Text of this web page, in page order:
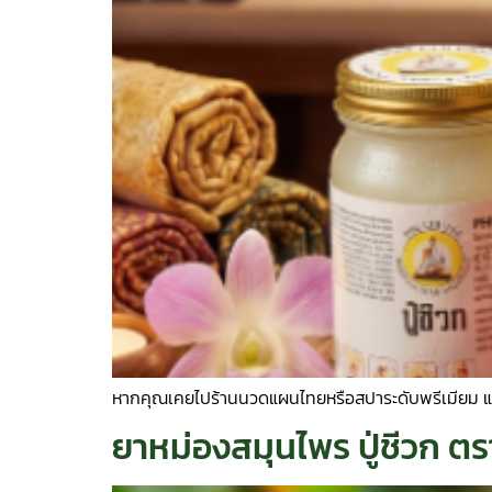
หากคุณเคยไปร้านนวดแผนไทยหรือสปาระดับพรีเมียม
ยาหม่องสมุนไพร ปู่ชีวก ต